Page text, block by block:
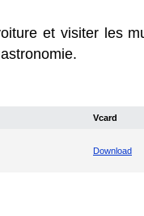
et visiter les
Vcard
Download